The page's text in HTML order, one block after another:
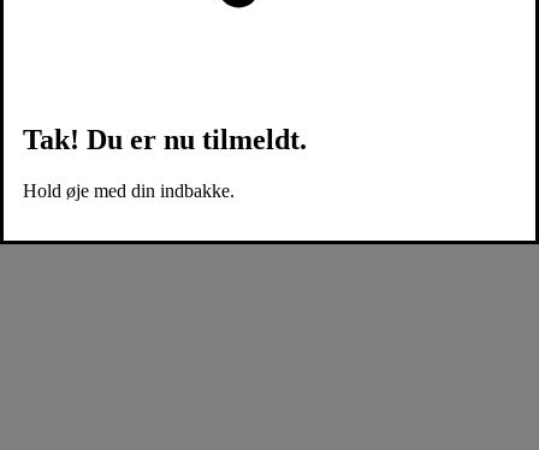
Tak! Du er nu tilmeldt.
Hold øje med din indbakke.